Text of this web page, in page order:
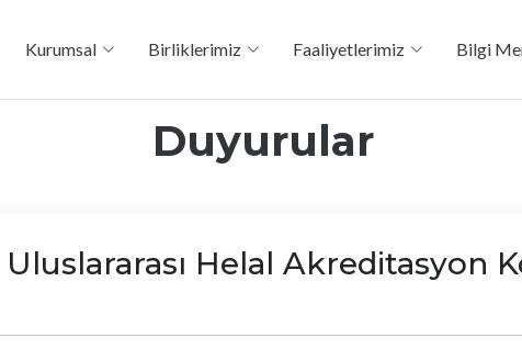
Kurumsal Birliklerimiz Faaliyetlerimiz Bilgi
Duyurular
Uluslararası Helal Akreditasyon